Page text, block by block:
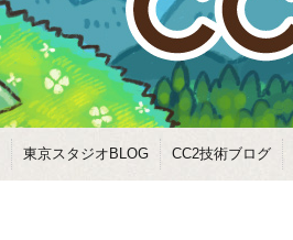
東京スタジオBLOG CC2技術ブログ